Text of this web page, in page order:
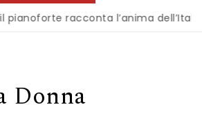
l’anima dell’Italia | Milano è
Donna